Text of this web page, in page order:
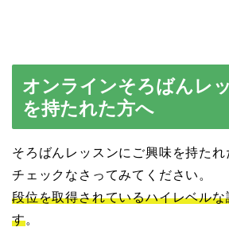
オンラインそろばんレ
を持たれた方へ
そろばんレッスンにご興味を持た
チェックなさってみてください。
段位を取得されているハイレベル
す。